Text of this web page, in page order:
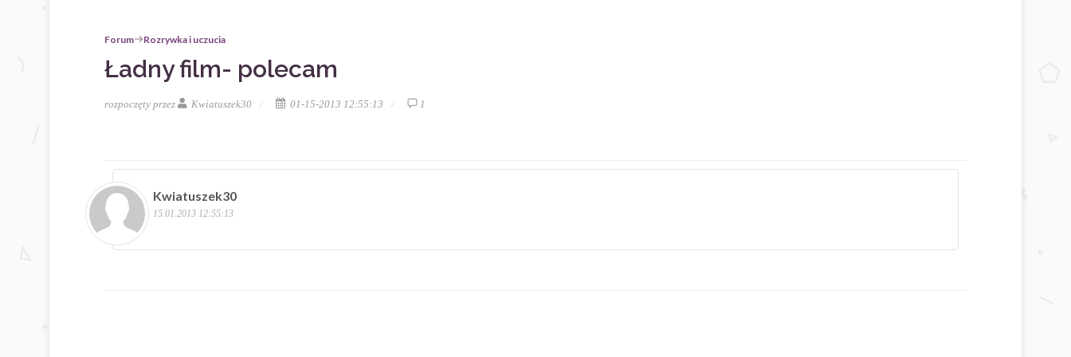
Forum Rozrywka i uczucia
Ładny film- polecam
rozpoczęty przez Kwiatuszek30 01-15-2013 12:55:13 1
Kwiatuszek30
15.01.2013 12:55:13